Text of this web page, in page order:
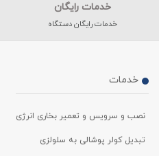
خدمات رایگان
خدمات رایگان دستگاه
خدمات
نصب و سرویس و تعمیر بخاری انرژی
تبدیل کولر پوشالی به سلولزی